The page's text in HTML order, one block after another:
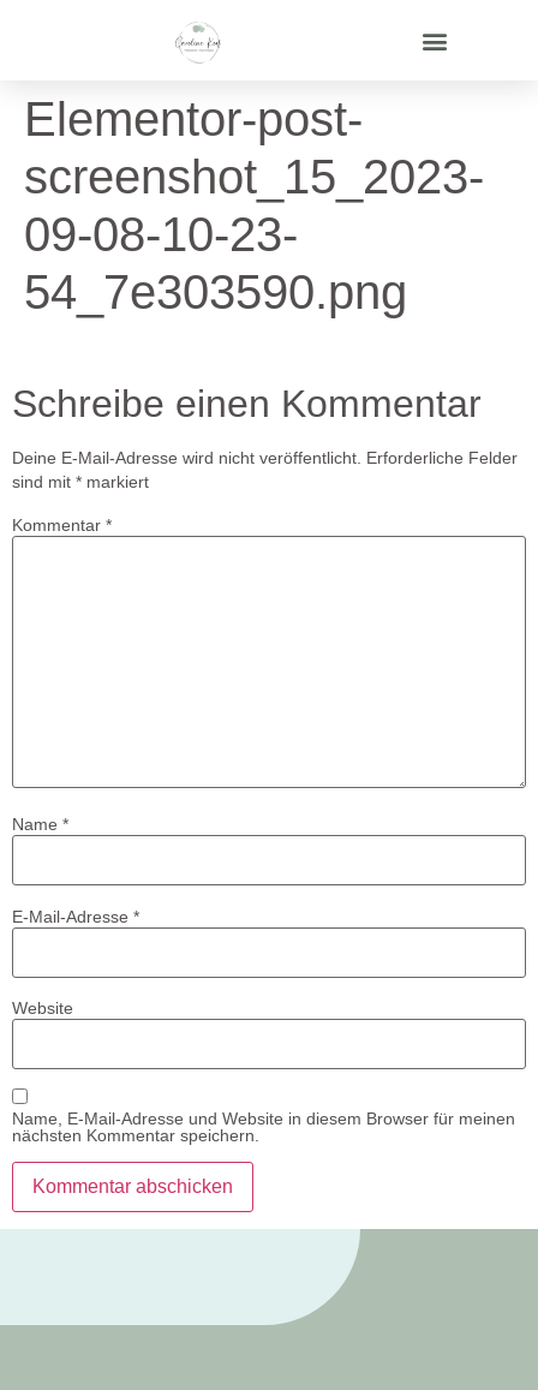
Elementor-post-
screenshot_15_2023-
09-08-10-23-
54_7e303590.png
Schreibe einen Kommentar
Deine E-Mail-Adresse wird nicht veröffentlicht. Erforderliche Felder
sind mit * markiert
Kommentar *
Name *
E-Mail-Adresse *
Website
Name, E-Mail-Adresse und Website in diesem Browser für meinen
nächsten Kommentar speichern.